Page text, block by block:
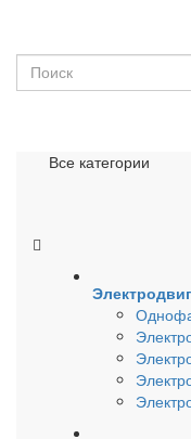
Все категории